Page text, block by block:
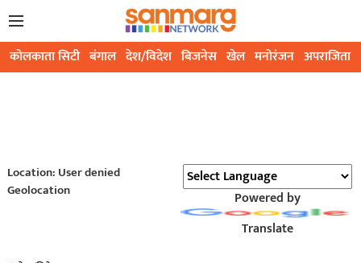
कोलकाता सिटी बंगाल देश/विदेश बिजनेस खेल मनोरंजन अपराजिता
Location: User denied
Geolocation
Powered by
Translate